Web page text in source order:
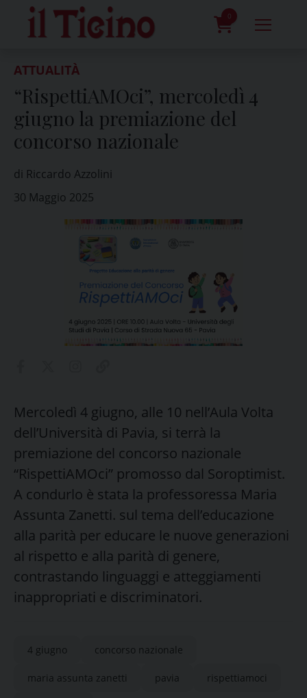
content
0
ATTUALITÀ
“RispettiAMOci”, mercoledì 4
giugno la premiazione del
concorso nazionale
di Riccardo Azzolini
30 Maggio 2025
Mercoledì 4 giugno, alle 10 nell’Aula Volta
dell’Università di Pavia, si terrà la
premiazione del concorso nazionale
“RispettiAMOci” promosso dal Soroptimist.
A condurlo è stata la professoressa Maria
Assunta Zanetti. sul tema dell’educazione
alla parità per educare le nuove generazioni
al rispetto e alla parità di genere,
contrastando linguaggi e atteggiamenti
inappropriati e discriminatori.
4 giugno concorso nazionale
maria assunta zanetti pavia rispettiamoci